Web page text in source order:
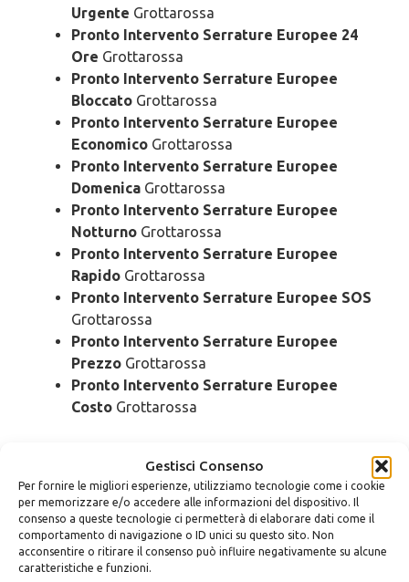
Gestisci Consenso
Per fornire le migliori esperienze, utilizziamo tecnologie come i cookie
per memorizzare e/o accedere alle informazioni del dispositivo. Il
consenso a queste tecnologie ci permetterà di elaborare dati come il
comportamento di navigazione o ID unici su questo sito. Non
acconsentire o ritirare il consenso può influire negativamente su alcune
caratteristiche e funzioni.
Urgente Grottarossa
Pronto Intervento Serrature Europee 24
Ore Grottarossa
Pronto Intervento Serrature Europee
Bloccato Grottarossa
Pronto Intervento Serrature Europee
Economico Grottarossa
Pronto Intervento Serrature Europee
Domenica Grottarossa
Pronto Intervento Serrature Europee
Notturno Grottarossa
Pronto Intervento Serrature Europee
Rapido Grottarossa
Pronto Intervento Serrature Europee SOS
Grottarossa
Pronto Intervento Serrature Europee
Prezzo Grottarossa
Pronto Intervento Serrature Europee
Costo Grottarossa
Serrature Europee
Grottarossa
Cambio Serrature Europee Urgente
Grottarossa
Cambio Serrature Europee 24 Ore